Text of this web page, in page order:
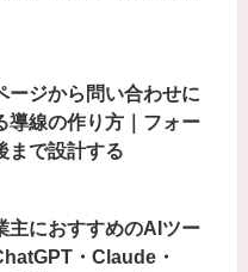
ージから問い合わせに
導線の作り方｜フォー
まで設計する
主におすすめのAIツー
・Claude・